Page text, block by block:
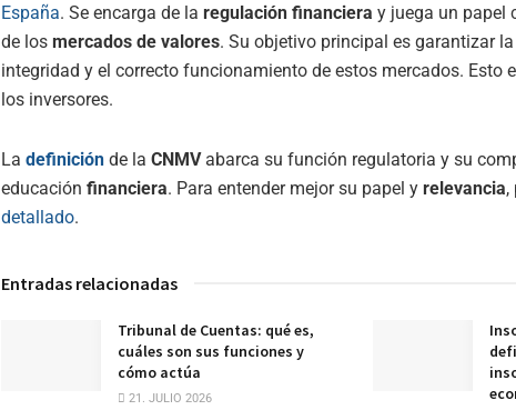
España. Se encarga de la regulación financiera y juega un papel
de los mercados de valores. Su objetivo principal es garantizar la
integridad y el correcto funcionamiento de estos mercados. Esto
los inversores.
La definición de la CNMVabarca su función regulatoria y su
educación financiera. Para entender mejor su papel y relevancia,
detallado.
Entradas relacionadas
Tribunal de Cuentas: qué es,
cuáles son sus funciones y
cómo actúa
21. JULIO 2026